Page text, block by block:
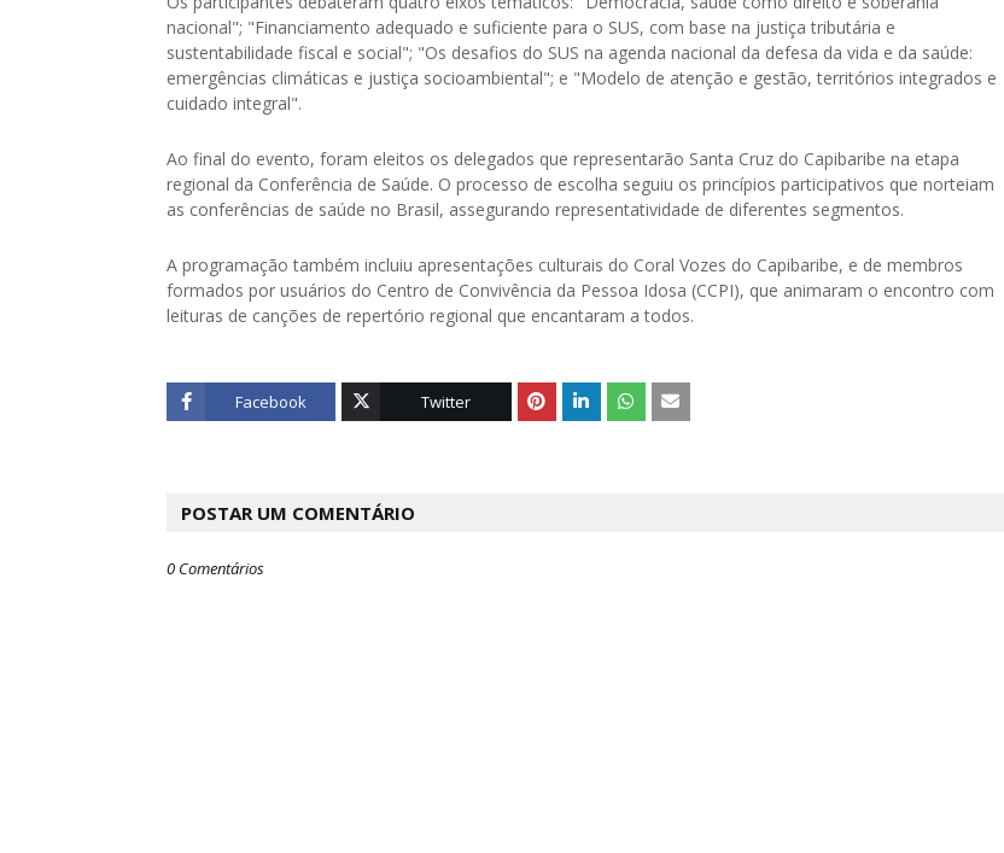
nacional"; "Financiamento adequado e suficiente para o SUS, com base na justiça tributária e
sustentabilidade fiscal e social"; "Os desafios do SUS na agenda nacional da defesa da vida e da saúde:
emergências climáticas e justiça socioambiental"; e "Modelo de atenção e gestão, territórios integrados e
cuidado integral".
Ao final do evento, foram eleitos os delegados que representarão Santa Cruz do Capibaribe na etapa
regional da Conferência de Saúde. O processo de escolha seguiu os princípios participativos que norteiam
as conferências de saúde no Brasil, assegurando representatividade de diferentes segmentos.
A programação também incluiu apresentações culturais do Coral Vozes do Capibaribe, e de membros
formados por usuários do Centro de Convivência da Pessoa Idosa (CCPI), que animaram o encontro com
leituras de canções de repertório regional que encantaram a todos.
Facebook Twitter
POSTAR UM COMENTÁRIO
0 Comentários